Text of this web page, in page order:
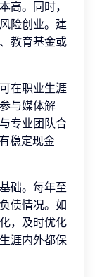
高。同时，
险创业。建
教育基金或
在职业生涯
与媒体解
专业团队合
稳定现金
础。每年至
债情况。如
，及时优化
涯内外都保